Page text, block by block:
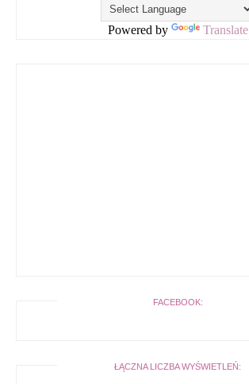
Powered by Translate
FACEBOOK:
ŁĄCZNA LICZBA WYŚWIETLEŃ: